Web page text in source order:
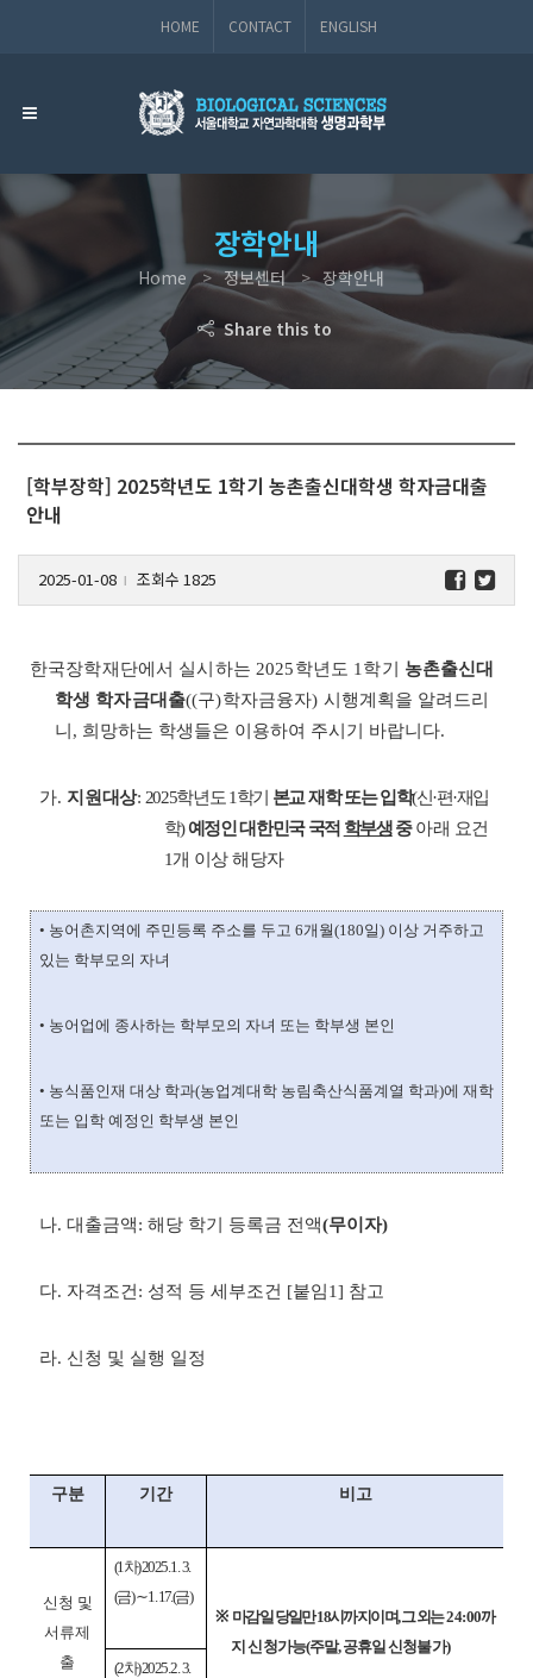
HOME CONTACT ENGLISH
장학안내
Home 정보센터 장학안내
Share this to
[학부장학] 2025학년도 1학기 농촌출신대학생 학자금대출
안내
2025-01-08 l 조회수 1825
한국장학재단에서 실시하는 2025학년도 1학기 농촌출신대
학생 학자금대출((구)학자금융자) 시행계획을 알려드리
니, 희망하는 학생들은 이용하여 주시기 바랍니다.
가. 지원대상: 2025학년도 1학기 본교 재학 또는 입학(신·편·재입
학)예정인 대한민국 국적 학부생중 아래 요건
1개 이상 해당자
• 농어촌지역에 주민등록 주소를 두고 6개월(180일) 이상 거주하고
있는 학부모의 자녀
• 농어업에 종사하는 학부모의 자녀 또는 학부생 본인
• 농식품인재 대상 학과(농업계대학 농림축산식품계열 학과)에 재학
또는 입학 예정인 학부생 본인
나. 대출금액: 해당 학기 등록금 전액(무이자)
다. 자격조건: 성적 등 세부조건 [붙임1] 참고
라. 신청 및 실행 일정
구분 기간 비고
신청 및
서류제
출
(1차) 2025. 1. 3.
(금) ∼ 1. 17.(금)
※ 마감일 당일만 18시까지이며, 그 외는24:00까
지 신청가능(주말, 공휴일 신청불가)
(2차) 2025. 2. 3.